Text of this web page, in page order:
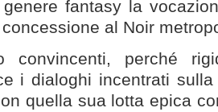
genere fantasy la
al Noir
convincenti, perché
i dialoghi incentrati
quella sua lotta epica